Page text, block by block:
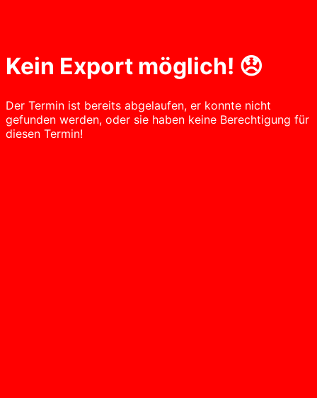
Kein Export möglich! 😞
Der Termin ist bereits abgelaufen, er konnte nicht
gefunden werden, oder sie haben keine Berechtigung für
diesen Termin!